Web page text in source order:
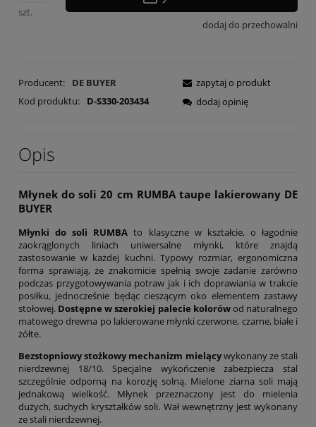
szt.
dodaj do przechowalni
Producent:
DE BUYER
Kod produktu:
D-S330-203434
zapytaj o produkt
dodaj opinię
Opis
Młynek do soli 20 cm RUMBAtaupe lakierowany DE
BUYER
Młynki do soli RUMBAto klasyczne w kształcie, o łagodnie
zaokrąglonych liniach uniwersalne młynki, które znajdą
zastosowanie w każdej kuchni. Typowy rozmiar, ergonomiczna
forma sprawiają, że znakomicie spełnią swoje zadanie zarówno
podczas przygotowywania potraw jak i ich doprawiania w trakcie
posiłku, jednocześnie będąc cieszącym oko elementem zastawy
stołowej. Dostępne w szerokiej palecie kolorówod naturalnego
matowego drewna po lakierowane młynki czerwone, czarne, białe i
żółte.
Bezstopniowy stożkowy mechanizm mielącywykonany ze stali
nierdzewnej 18/10. Specjalne wykończenie zabezpiecza stal
szczególnie odporną na korozję solną. Mielone ziarna soli mają
jednakową wielkość. Młynek przeznaczony jest do mielenia
dużych, suchych kryształków soli. Wał wewnętrzny jest wykonany
ze stali nierdzewnej.